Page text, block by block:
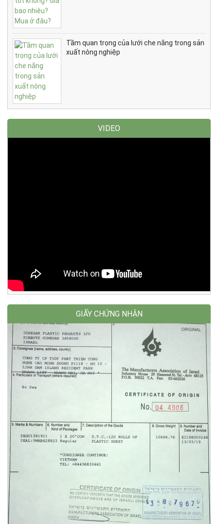
Tầm quan trọng của lưới che nắng trong sản
xuất nông nghiệp
VIDEO
GIẤY CHỨNG NHẬN